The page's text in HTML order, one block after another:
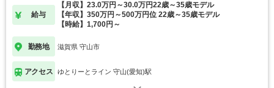
給与
【月収】23.0万円～30.0万円22歳～35歳モデル
【年収】350万円～500万円位 22歳～35歳モデル
【時給】1,700円～
勤務地 滋賀県 守山市
アクセス ゆとりーとライン 守山(愛知)駅